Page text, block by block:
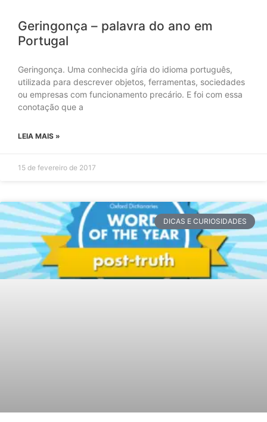
Geringonça – palavra do ano em
Portugal
Geringonça. Uma conhecida gíria do idioma português,
utilizada para descrever objetos, ferramentas, sociedades
ou empresas com funcionamento precário. E foi com essa
conotação que a
LEIA MAIS »
15 de fevereiro de 2017
DICAS E CURIOSIDADES